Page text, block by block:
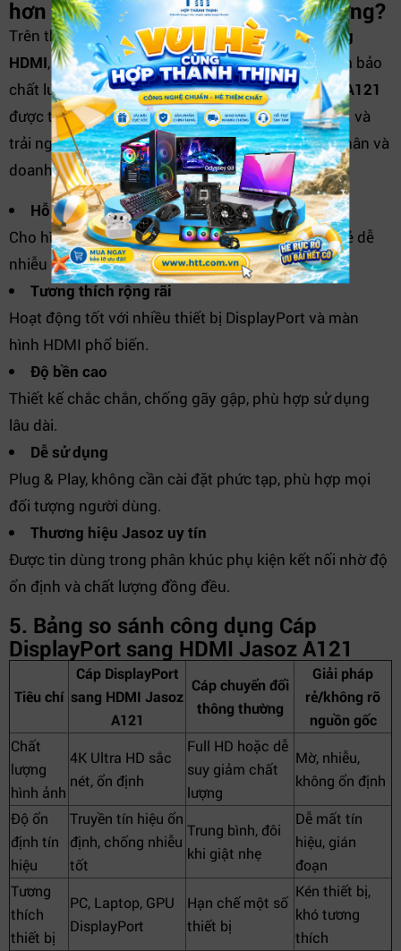
hơn các cáp chuyển đổi thông thường?
Trên thị trường có nhiều loạicáp DisplayPort sang
HDMI, nhưng không phải sản phẩm nào cũng đảm bảo
chất lượng ổn định và độ tương thích cao.Jasoz A121
được tối ưu về khả năng truyền tải tín hiệu, độ bền và
trải nghiệm sử dụng thực tế, phù hợp cho cả cá nhân và
doanh nghiệp.
Hỗ trợ 4K sắc nét ổn định
Cho hình ảnh rõ ràng hơn so với các loại cáp giá rẻ dễ
nhiễu tín hiệu.
Tương thích rộng rãi
Hoạt động tốt với nhiều thiết bị DisplayPort và màn
hình HDMI phổ biến.
Độ bền cao
Thiết kế chắc chắn, chống gãy gập, phù hợp sử dụng
lâu dài.
Dễ sử dụng
Plug & Play, không cần cài đặt phức tạp, phù hợp mọi
đối tượng người dùng.
Thương hiệu Jasoz uy tín
Được tin dùng trong phân khúc phụ kiện kết nối nhờ độ
ổn định và chất lượng đồng đều.
5. Bảng so sánh công dụng Cáp
DisplayPort sang HDMI Jasoz A121
Tiêu chí
Cáp DisplayPort
sang HDMI Jasoz
A121
Cáp chuyển đổi
thông thường
Giải pháp
rẻ/không rõ
nguồn gốc
Chất
lượng
hình ảnh
4K Ultra HD sắc
nét, ổn định
Full HD hoặc dễ
suy giảm chất
lượng
Mờ, nhiễu,
không ổn định
Độ ổn
định tín
hiệu
Truyền tín hiệu ổn
định, chống nhiễu
tốt
Trung bình, đôi
khi giật nhẹ
Dễ mất tín
hiệu, gián
đoạn
Tương
thích
thiết bị
PC, Laptop, GPU
DisplayPort
Hạn chế một số
thiết bị
Kén thiết bị,
khó tương
thích